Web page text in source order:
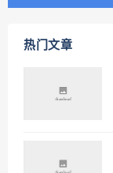
热门文章